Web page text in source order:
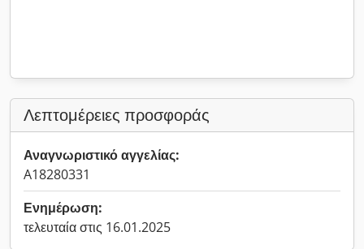
Λεπτομέρειες προσφοράς
Αναγνωριστικό αγγελίας:
A18280331
Ενημέρωση:
τελευταία στις 16.01.2025